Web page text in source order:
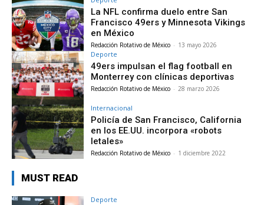
La NFL confirma duelo entre San
Francisco 49ers y Minnesota Vikings
en México
Redacción Rotativo de México - 13 mayo 2026
Deporte
49ers impulsan el flag football en
Monterrey con clínicas deportivas
Redacción Rotativo de México - 28 marzo 2026
Internacional
Policía de San Francisco, California
en los EE.UU. incorpora «robots
letales»
Redacción Rotativo de México - 1 diciembre 2022
MUST READ
Deporte